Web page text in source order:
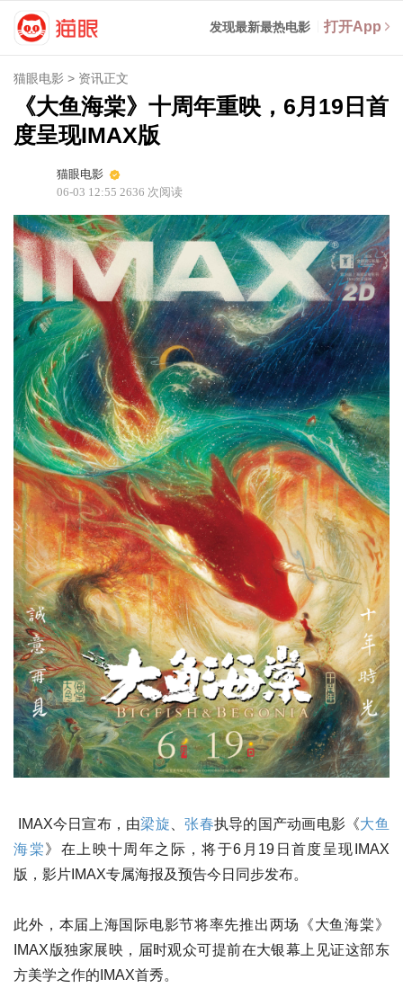
发现最新最热电影 打开App
猫眼电影 > 资讯正文
《大鱼海棠》十周年重映，6月19日首
度呈现IMAX版
猫眼电影
06-03 12:55 2636 次阅读
IMAX今日宣布，由梁旋、张春执导的国产动画电影《大鱼
海棠》在上映十周年之际，将于6月19日首度呈现IMAX
版，影片IMAX专属海报及预告今日同步发布。
此外，本届上海国际电影节将率先推出两场《大鱼海棠》
IMAX版独家展映，届时观众可提前在大银幕上见证这部东
方美学之作的IMAX首秀。